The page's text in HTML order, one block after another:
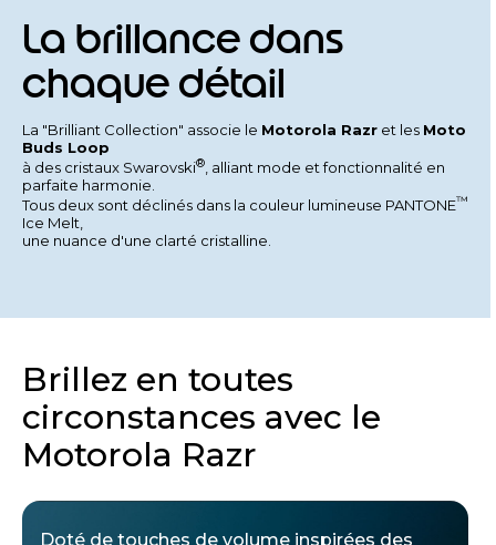
La brillance dans
chaque détail
La "Brilliant Collection" associe le Motorola Razr et les Moto
Buds Loop
à des cristaux Swarovski® , alliant mode et fonctionnalité en
parfaite harmonie.
Tous deux sont déclinés dans la couleur lumineuse PANTONE™
Ice Melt,
une nuance d'une clarté cristalline.
Brillez en toutes
circonstances avec le
Motorola Razr
Doté de touches de volume inspirées des